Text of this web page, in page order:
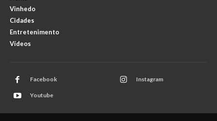
Vinhedo
Cidades
Entretenimento
Vídeos
Facebook Instagram
Youtube